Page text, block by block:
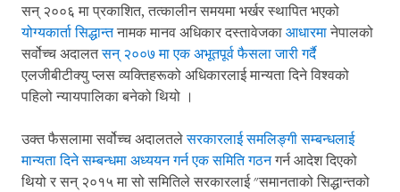
सन् २००६ मा प्रकाशित, तत्कालीन समयमा भर्खर स्थापित भएको
योग्यकार्ता सिद्धान्तनामक मानव अधिकार दस्तावेजका आधारमानेपालको
सर्वोच्च अदालतसन् २००७ मा एक अभूतपूर्व फैसला जारी गर्दै
एलजीबीटीक्यु प्लस व्यक्तिहरूको अधिकारलाई मान्यता दिने विश्वको
पहिलो न्यायपालिका बनेको थियो ।
उक्त फैसलामा सर्वोच्च अदालतलेसरकारलाई समलिङ्गी सम्बन्धलाई
मान्यता दिने सम्बन्धमा अध्ययन गर्न एक समिति गठनगर्न आदेश दिएको
थियो र सन् २०१५ मा सो समितिले सरकारलाई "समानताको सिद्धान्तको